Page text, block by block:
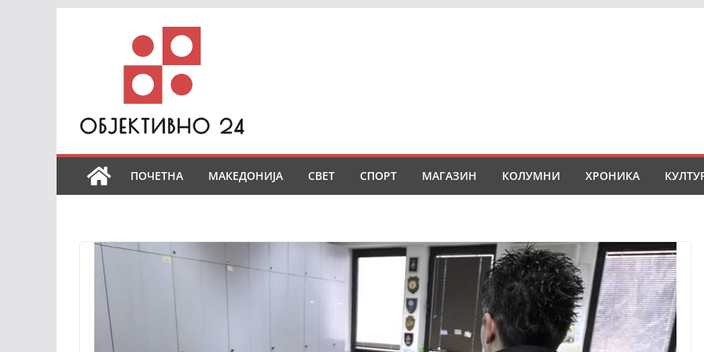
ПОЧЕТНА МАКЕДОНИЈА СВЕТ СПОРТ МАГАЗИН КОЛУМНИ ХРОНИКА